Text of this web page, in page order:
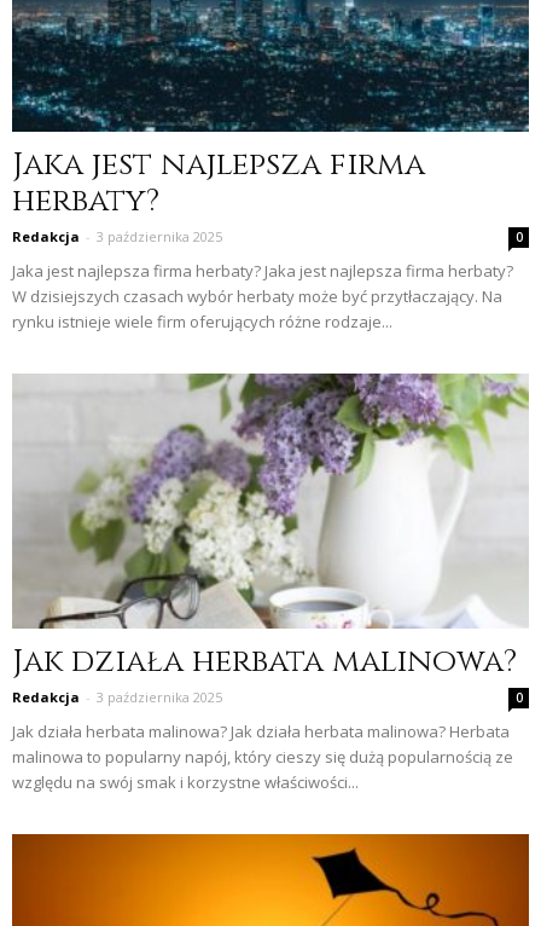
Jaka jest najlepsza firma
herbaty?
Redakcja - 3 października 2025 0
Jaka jest najlepsza firma herbaty? Jaka jest najlepsza firma herbaty?
W dzisiejszych czasach wybór herbaty może być przytłaczający. Na
rynku istnieje wiele firm oferujących różne rodzaje...
Jak działa herbata malinowa?
Redakcja - 3 października 2025 0
Jak działa herbata malinowa? Jak działa herbata malinowa? Herbata
malinowa to popularny napój, który cieszy się dużą popularnością ze
względu na swój smak i korzystne właściwości...